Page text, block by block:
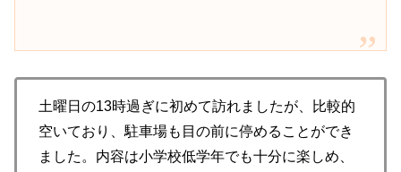
土曜日の13時過ぎに初めて訪れましたが、比較的
空いており、駐車場も目の前に停めることができ
ました。内容は小学校低学年でも十分に楽しめ、